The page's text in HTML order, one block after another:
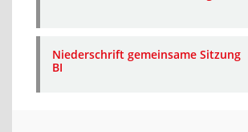
Niederschrift gemeinsame Sitzung
BI